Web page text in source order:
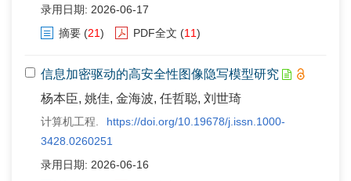
录用日期: 2026-06-17
摘要 (21) PDF全文 (11)
信息加密驱动的高安全性图像隐写模型研究
杨本臣, 姚佳, 金海波, 任哲聪, 刘世琦
计算机工程.
https://doi.org/10.19678/j.issn.1000-
3428.0260251
录用日期: 2026-06-16